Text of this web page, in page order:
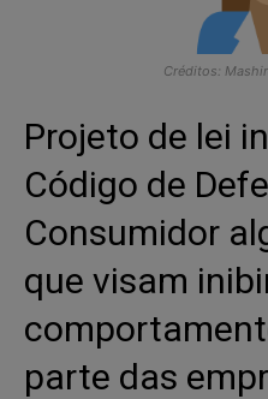
Créditos:
Projeto de lei
Código de
Consumidor
que visam
parte das